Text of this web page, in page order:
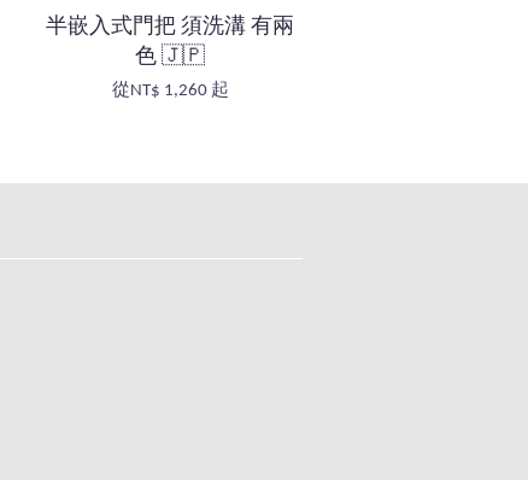
半嵌入式門把 須洗溝 有兩
色 🇯🇵
從NT$ 1,260 起